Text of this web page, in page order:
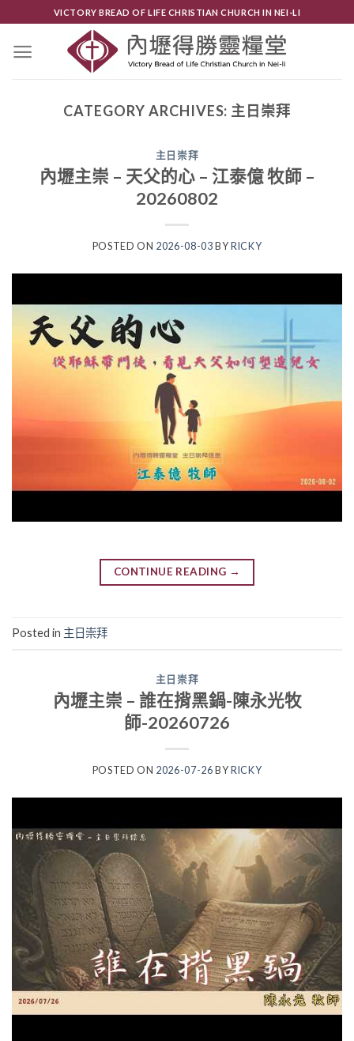
content
VICTORY BREAD OF LIFE CHRISTIAN CHURCH IN NEI-LI
CATEGORY ARCHIVES: 主日崇拜
主日崇拜
內壢主崇 – 天父的心 – 江泰億 牧師 –
20260802
POSTED ON 2026-08-03 BY RICKY
CONTINUE READING →
Posted in 主日崇拜
主日崇拜
內壢主崇 – 誰在揹黑鍋-陳永光牧
師-20260726
POSTED ON 2026-07-26 BY RICKY